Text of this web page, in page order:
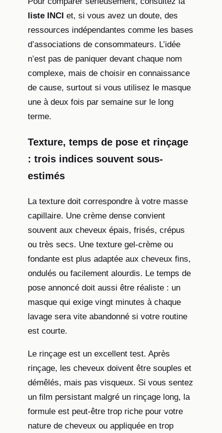
liste INCI et, si vous avez un doute, des
ressources indépendantes comme les bases
d’associations de consommateurs. L’idée
n’est pas de paniquer devant chaque nom
complexe, mais de choisir en connaissance
de cause, surtout si vous utilisez le masque
une à deux fois par semaine sur le long
terme.
Texture, temps de pose et rinçage
: trois indices souvent sous-
estimés
La texture doit correspondre à votre masse
capillaire. Une crème dense convient
souvent aux cheveux épais, frisés, crépus
ou très secs. Une texture gel-crème ou
fondante est plus adaptée aux cheveux fins,
ondulés ou facilement alourdis. Le temps de
pose annoncé doit aussi être réaliste : un
masque qui exige vingt minutes à chaque
lavage sera vite abandonné si votre routine
est courte.
Le rinçage est un excellent test. Après
rinçage, les cheveux doivent être souples et
démêlés, mais pas visqueux. Si vous sentez
un film persistant malgré un rinçage long, la
formule est peut-être trop riche pour votre
nature de cheveux ou appliquée en trop